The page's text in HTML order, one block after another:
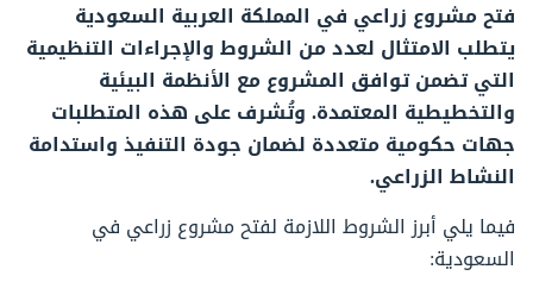
فتح مشروع زراعي في المملكة العربية السعودية
يتطلب الامتثال لعدد من الشروط والإجراءات التنظيمية
التي تضمن توافق المشروع مع الأنظمة البيئية
والتخطيطية المعتمدة. وتُشرف على هذه المتطلبات
جهات حكومية متعددة لضمان جودة التنفيذ واستدامة
النشاط الزراعي.
فيما يلي أبرز الشروط اللازمة لفتح مشروع زراعي في
السعودية: